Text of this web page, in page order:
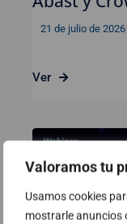
Valoramos tu
Usamos cookies
mostrarle anuncios
21 de julio de 2026
Ver